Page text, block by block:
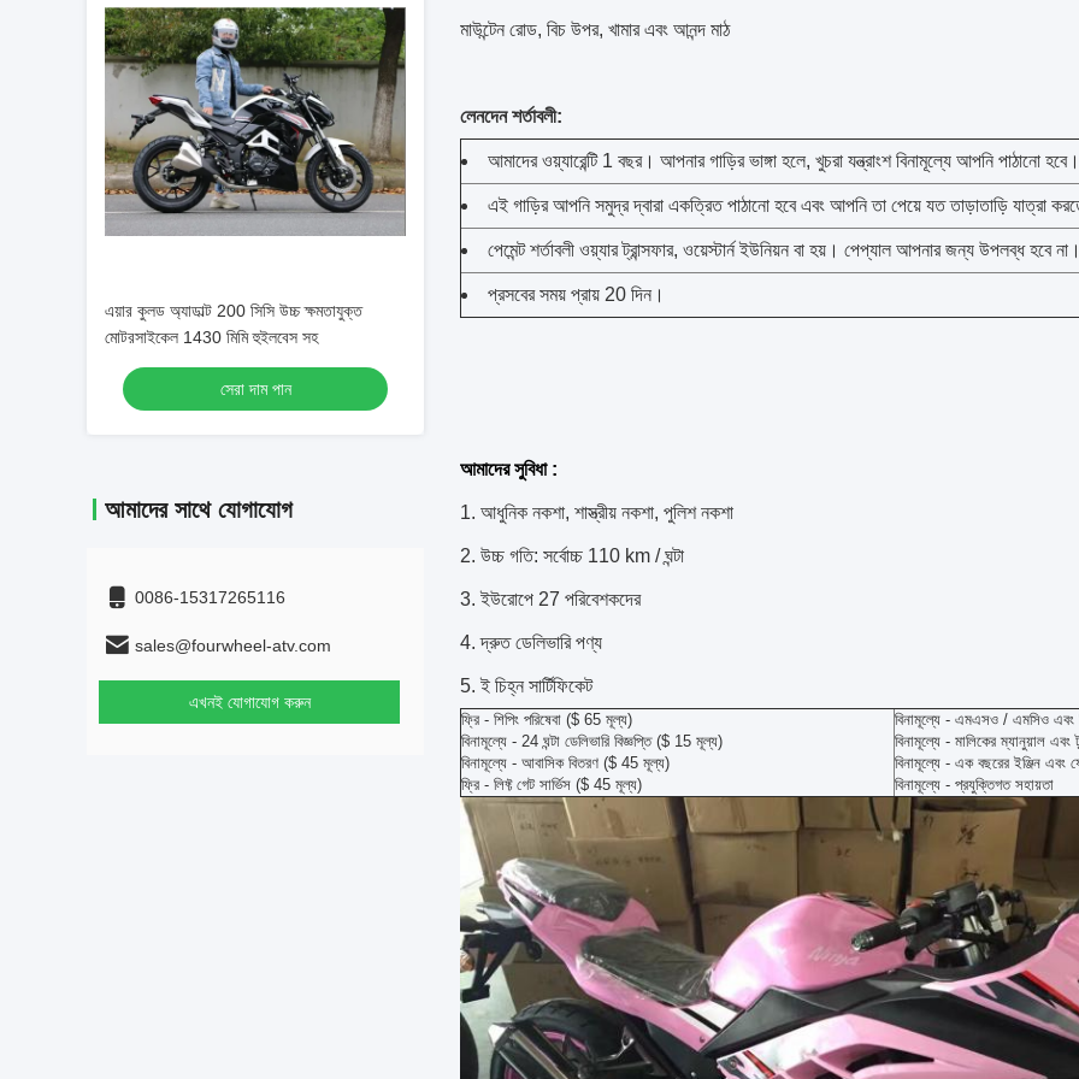
এয়ার কুলড অ্যাডাল্ট 200 সিসি উচ্চ ক্ষমতাযুক্ত
মোটরসাইকেল 1430 মিমি হুইলবেস সহ
সেরা দাম পান
আমাদের সাথে যোগাযোগ
0086-15317265116
sales@fourwheel-atv.com
এখনই যোগাযোগ করুন
মাউন্টেন রোড, বিচ উপর, খামার এবং আনন্দ মাঠ
লেনদেন শর্তাবলী:
আমাদের ওয়্যারেন্টি 1 বছর। আপনার গাড়ির ভাঙ্গা হলে, খুচরা যন্ত্রাংশ বিনামূল্যে আপনি পাঠানো হবে।
এই গাড়ির আপনি সমুদ্র দ্বারা একত্রিত পাঠানো হবে এবং আপনি তা পেয়ে যত তাড়াতাড়ি যাত্রা
পেমেন্ট শর্তাবলী ওয়্যার ট্রান্সফার, ওয়েস্টার্ন ইউনিয়ন বা হয়। পেপ্যাল ​​আপনার জন্য উপলব্ধ হবে না।
প্রসবের সময় প্রায় 20 দিন।
আমাদের সুবিধা :
1. আধুনিক নকশা, শাস্ত্রীয় নকশা, পুলিশ নকশা
2. উচ্চ গতি: সর্বোচ্চ 110 km / ঘন্টা
3. ইউরোপে 27 পরিবেশকদের
4. দ্রুত ডেলিভারি পণ্য
5. ই চিহ্ন সার্টিফিকেট
ফ্রি - শিপিং পরিষেবা ($ 65 মূল্য)
বিনামূল্যে - 24 ঘন্টা ডেলিভারি বিজ্ঞপ্তি ($ 15 মূল্য)
বিনামূল্যে - আবাসিক বিতরণ ($ 45 মূল্য)
ফ্রি - লিফ্ট গেট সার্ভিস ($ 45 মূল্য)
বিনামূল্যে - এমএসও / এমসিও এবং
বিনামূল্যে - মালিকের ম্যানুয়াল
বিনামূল্যে - এক বছরের ইঞ্জিন এবং
বিনামূল্যে - প্রযুক্তিগত সহায়তা